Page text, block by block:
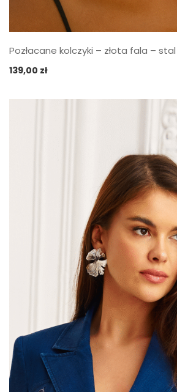
Pozłacane kolczyki – złota fala –
139,00 zł